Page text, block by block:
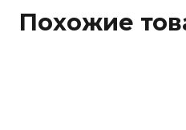
Похожие